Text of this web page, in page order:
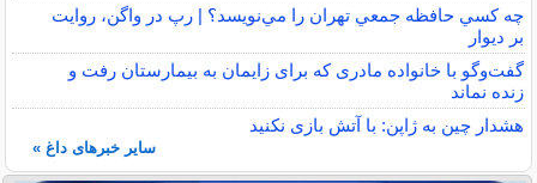
چه كسي حافظه جمعي تهران را مي‌نويسد؟ | رپ در واگن، روايت
بر ديوار
گفت‌وگو با خانواده مادری که برای زایمان به بیمارستان رفت و
زنده نماند
هشدار چین به ژاپن: با آتش بازی نکنید
سایر خبرهای داغ »